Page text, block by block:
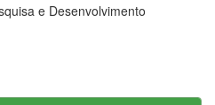
e Desenvolvimento